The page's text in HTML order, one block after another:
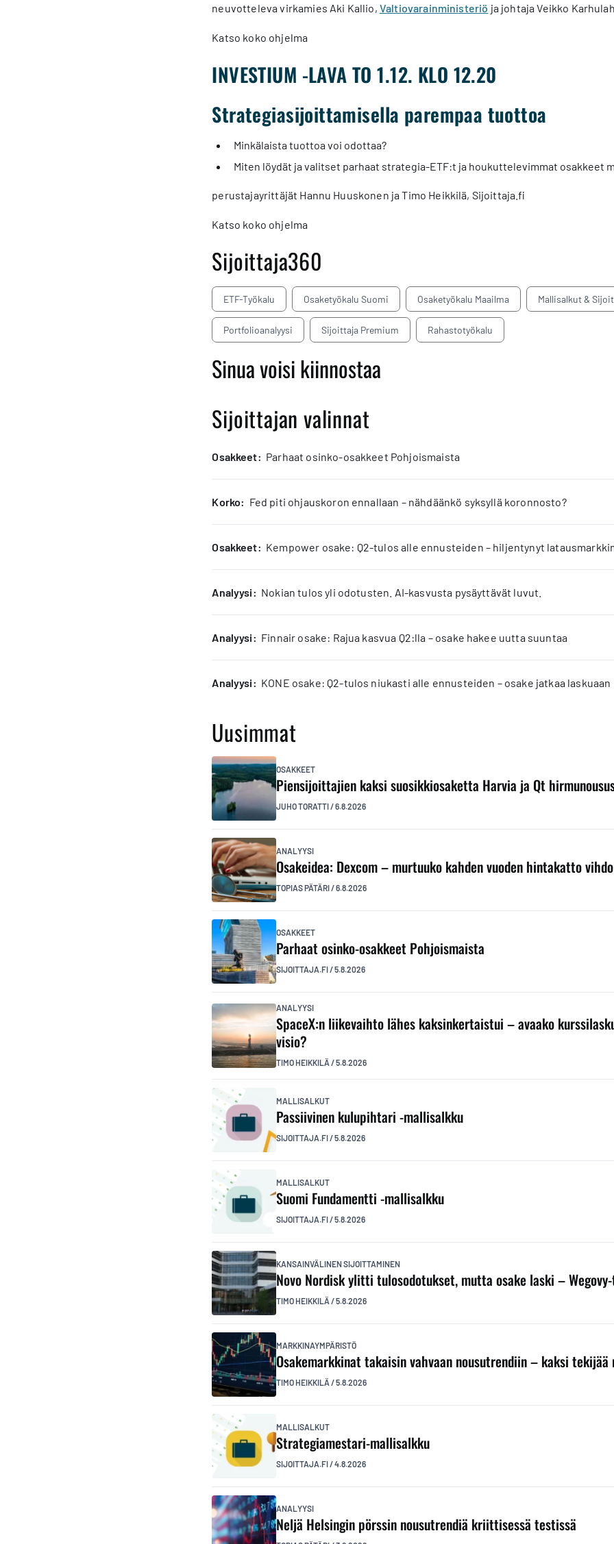
neuvotteleva virkamies Aki Kallio, Valtiovarainministeriö ja johtaja Veikko
Katso koko ohjelma
INVESTIUM -LAVA TO 1.12. KLO 12.20
Strategiasijoittamisella parempaa tuottoa
Minkälaista tuottoa voi odottaa?
Miten löydät ja valitset parhaat strategia-ETF:t ja houkuttelevimmat osakkeet
perustajayrittäjät Hannu Huuskonen ja Timo Heikkilä, Sijoittaja.fi
Katso koko ohjelma
Sijoittaja360
ETF-Työkalu Osaketyökalu Suomi Osaketyökalu Maailma Mallisalkut &
Portfolioanalyysi Sijoittaja Premium Rahastotyökalu
Sinua voisi kiinnostaa
Sijoittajan valinnat
osakkeet: Parhaat osinko-osakkeet Pohjoismaista
korko: Fed piti ohjauskoron ennallaan – nähdäänkö syksyllä koronnosto?
osakkeet: Kempower osake: Q2-tulos alle ennusteiden – hiljentynyt
analyysi: Nokian tulos yli odotusten. AI-kasvusta pysäyttävät luvut.
analyysi: Finnair osake: Rajua kasvua Q2:lla – osake hakee uutta suuntaa
analyysi: KONE osake: Q2-tulos niukasti alle ennusteiden – osake jatkaa laskuaan
Uusimmat
OSAKKEET
Piensijoittajien kaksi suosikkiosaketta Harvia ja Qt
JUHO TORATTI/6.8.2026
ANALYYSI
Osakeidea: Dexcom – murtuuko kahden vuoden hintakatto
TOPIAS PÄTÄRI/6.8.2026
OSAKKEET
Parhaat osinko-osakkeet Pohjoismaista
SIJOITTAJA.FI/5.8.2026
ANALYYSI
SpaceX:n liikevaihto lähes kaksinkertaistui – avaako
visio?
TIMO HEIKKILÄ /5.8.2026
MALLISALKUT
Passiivinen kulupihtari -mallisalkku
SIJOITTAJA.FI/5.8.2026
MALLISALKUT
Suomi Fundamentti -mallisalkku
SIJOITTAJA.FI/5.8.2026
KANSAINVÄLINEN SIJOITTAMINEN
Novo Nordisk ylitti tulosodotukset, mutta osake laski –
TIMO HEIKKILÄ /5.8.2026
MARKKINAYMPÄRISTÖ
Osakemarkkinat takaisin vahvaan nousutrendiin – kaksi tekijää
TIMO HEIKKILÄ /5.8.2026
MALLISALKUT
Strategiamestari-mallisalkku
SIJOITTAJA.FI/4.8.2026
ANALYYSI
Neljä Helsingin pörssin nousutrendiä kriittisessä testissä